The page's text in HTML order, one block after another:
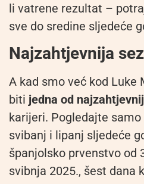
li vatrene rezultat –
sve do sredine sljedeće
Najzahtjevnija
A kad smo već kod Luke
biti jedna od
karijeri. Pogledajte
svibanj i lipanj sljedeće
španjolsko prvenstvo od
svibnja 2025., šest dana